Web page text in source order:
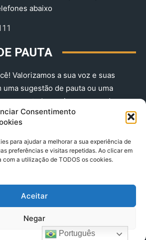
Consentimento
para ajudar a melhorar a sua experiência de
preferências e visitas repetidas. Ao clicar em
com a utilização de TODOS os cookies.
Aceitar
Negar
abaixo
PAUTA
Valorizamos a sua voz e suas
uma sugestão de pauta ou uma
ser contada, envie-nos agora!
Pará CNPJ: 04.901.141/0001-36 End .
2301, Ed. Rogério Fernandez – Sala
Cremação – CEP 66045.315
Português